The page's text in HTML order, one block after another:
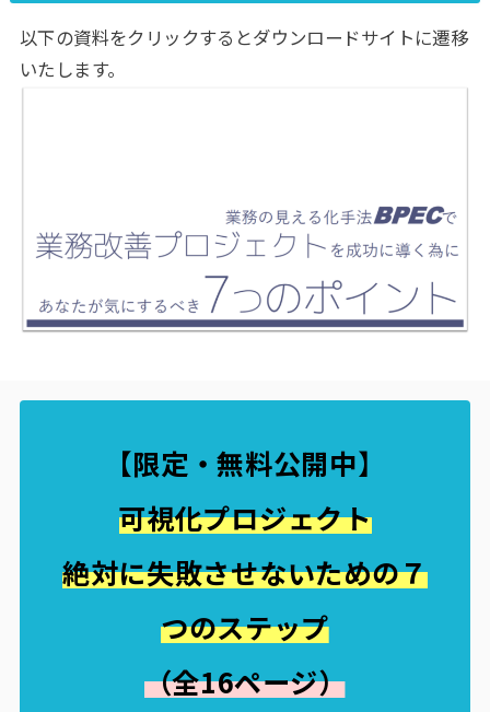
以下の資料をクリックするとダウンロードサイトに遷移
いたします。
【限定・無料公開中】
可視化プロジェクト
絶対に失敗させないための７
つのステップ
（全16ページ）